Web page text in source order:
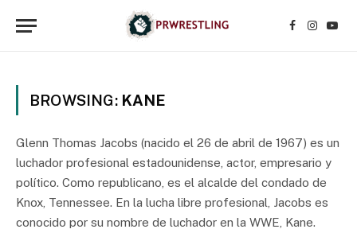
Facebook
BROWSING: KANE
Glenn Thomas Jacobs (nacido el 26 de abril de 1967) es un
luchador profesional estadounidense, actor, empresario y
político. Como republicano, es el alcalde del condado de
Knox, Tennessee. En la lucha libre profesional, Jacobs es
conocido por su nombre de luchador en la WWE, Kane.